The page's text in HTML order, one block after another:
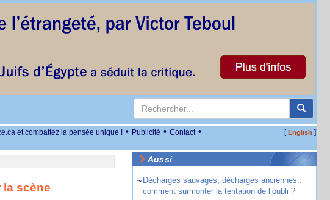
et combattez la pensée unique ! • Publicité • Contact • [English ]
scène
Aussi
~ Décharges sauvages, décharges anciennes :
comment surmonter la tentation de l’oubli ?